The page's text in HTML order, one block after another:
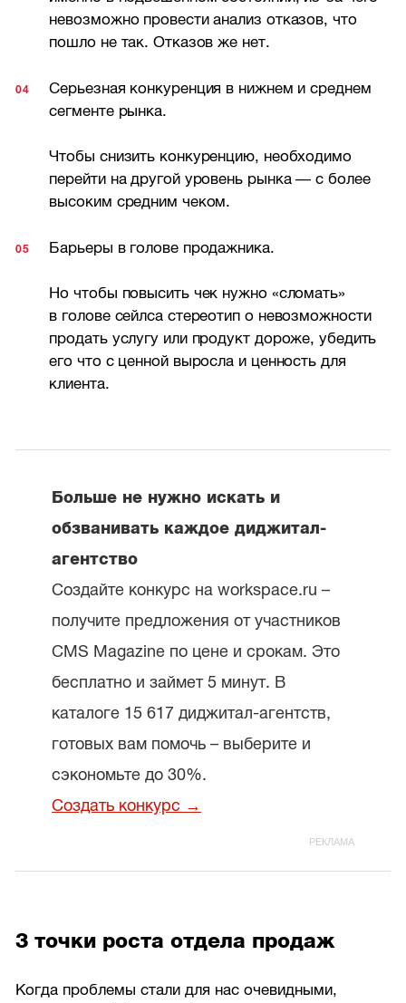
невозможно провести анализ отказов, что
пошло не так. Отказов же нет.
Серьезная конкуренция в нижнем и среднем
сегменте рынка.
Чтобы снизить конкуренцию, необходимо
перейти на другой уровень рынка — с более
высоким средним чеком.
Барьеры в голове продажника.
Но чтобы повысить чек нужно «сломать»
в голове сейлса стереотип о невозможности
продать услугу или продукт дороже, убедить
его что с ценной выросла и ценность для
клиента.
Больше не нужно искать и
обзванивать каждое диджитал-
агентство
Создайте конкурс на workspace.ru –
получите предложения от участников
CMS Magazine по цене и срокам. Это
бесплатно и займет 5 минут. В
каталоге 15 617 диджитал-агентств,
готовых вам помочь – выберите и
сэкономьте до 30%.
Создать конкурс →
3 точки роста отдела продаж
Когда проблемы стали для нас очевидными,